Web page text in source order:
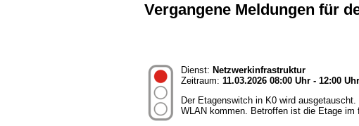
Vergangene Meldungen für
Dienst: Netzwerkinfrastruktur
Zeitraum: 11.03.2026 08:00 Uhr - 12:00 Uhr
Der Etagenswitch in K0 wird
WLAN kommen. Betroffen ist die Etage im